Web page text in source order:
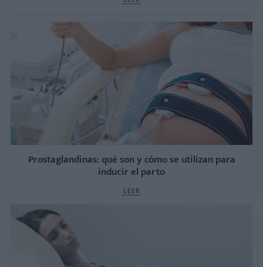
Prostaglandinas: qué son y cómo se utilizan para
inducir el parto
LEER